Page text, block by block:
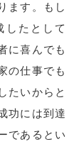
ます。もし
したとして
に喜んでも
の仕事でも
たいからと
功には到達
であるとい